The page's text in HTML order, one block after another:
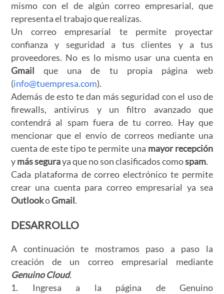
mismo con el de algún correo empresarial, que
representa el trabajo que realizas.
Un correo empresarial te permite proyectar
confianza y seguridad a tus clientes y a tus
proveedores. No es lo mismo usar una cuenta en
Gmail que una de tu propia página web
(info@tuempresa.com).
Además de esto te dan más seguridad con el uso de
firewalls, antivirus y un filtro avanzado que
contendrá al spam fuera de tu correo. Hay que
mencionar que el envío de correos mediante una
cuenta de este tipo te permite una mayor recepción
ymás seguraya que no son clasificados comospam.
Cada plataforma de correo electrónico te permite
crear una cuenta para correo empresarial ya sea
OutlookoGmail.
DESARROLLO
A continuación te mostramos paso a paso la
creación de un correo empresarial mediante
Genuino Cloud.
1. Ingresa a la página de Genuino